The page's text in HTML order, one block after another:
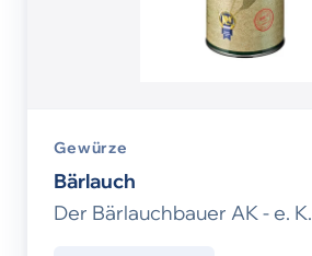
Gewürze
Bärlauch
Der Bärlauchbauer AK - e. K.